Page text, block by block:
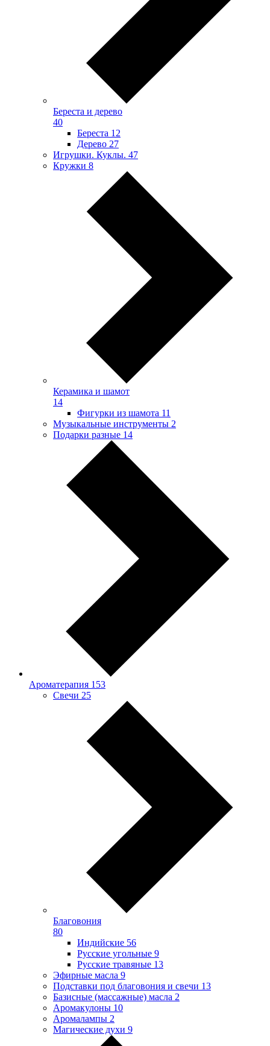
Береста и дерево
40
Береста 12
Дерево 27
Игрушки. Куклы. 47
Кружки 8
Керамика и шамот
14
Фигурки из шамота 11
Музыкальные инструменты 2
Подарки разные 14
Ароматерапия 153
Свечи 25
Благовония
80
Индийские 56
Русские угольные 9
Русские травяные 13
Эфирные масла 9
Подставки под благовония и свечи 13
Базисные (массажные) масла 2
Аромакулоны 10
Аромалампы 2
Магические духи 9